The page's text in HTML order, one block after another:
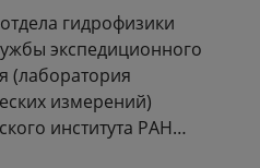
гидрофизики
экспедиционного
(лаборатория
измерений)
института РАН…